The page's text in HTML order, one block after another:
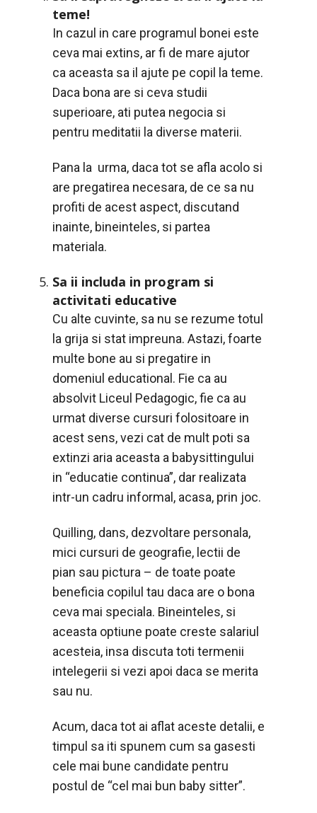
teme!
In cazul in care programul bonei este
ceva mai extins, ar fi de mare ajutor
ca aceasta sa il ajute pe copil la teme.
Daca bona are si ceva studii
superioare, ati putea negocia si
pentru meditatii la diverse materii.
Pana la urma, daca tot se afla acolo si
are pregatirea necesara, de ce sa nu
profiti de acest aspect, discutand
inainte, bineinteles, si partea
materiala.
Sa ii includa in program si
activitati educative
Cu alte cuvinte, sa nu se rezume totul
la grija si stat impreuna. Astazi, foarte
multe bone au si pregatire in
domeniul educational. Fie ca au
absolvit Liceul Pedagogic, fie ca au
urmat diverse cursuri folositoare in
acest sens, vezi cat de mult poti sa
extinzi aria aceasta a babysittingului
in “educatie continua”, dar realizata
intr-un cadru informal, acasa, prin joc.
Quilling, dans, dezvoltare personala,
mici cursuri de geografie, lectii de
pian sau pictura – de toate poate
beneficia copilul tau daca are o bona
ceva mai speciala. Bineinteles, si
aceasta optiune poate creste salariul
acesteia, insa discuta toti termenii
intelegerii si vezi apoi daca se merita
sau nu.
Acum, daca tot ai aflat aceste detalii, e
timpul sa iti spunem cum sa gasesti
cele mai bune candidate pentru
postul de “cel mai bun baby sitter”.